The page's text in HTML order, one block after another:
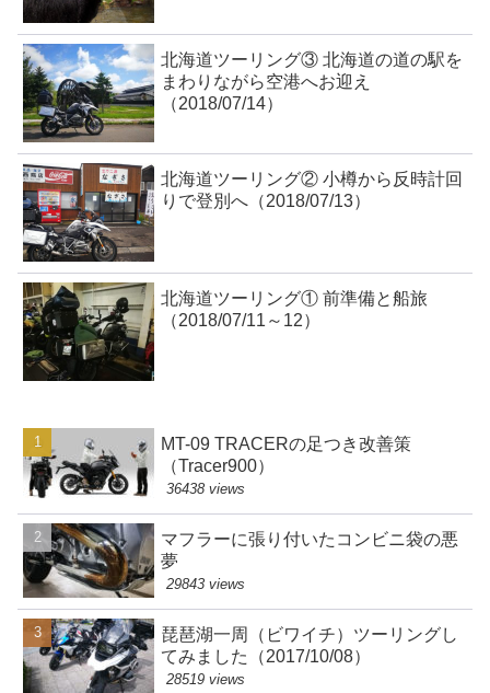
北海道ツーリング③ 北海道の道の駅を
まわりながら空港へお迎え
（2018/07/14）
北海道ツーリング② 小樽から反時計回
りで登別へ（2018/07/13）
北海道ツーリング① 前準備と船旅
（2018/07/11～12）
MT-09 TRACERの足つき改善策
（Tracer900）
36438 views
マフラーに張り付いたコンビニ袋の悪
夢
29843 views
琵琶湖一周（ビワイチ）ツーリングし
てみました（2017/10/08）
28519 views